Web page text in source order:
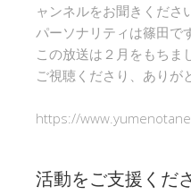
ャンネルをお聞きくださ
パーソナリティは篠田で
この放送は２月をもちま
ご視聴くださり、ありが
https://
活動をご支援くだ